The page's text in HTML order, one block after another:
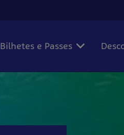
Bilhetes e Passes